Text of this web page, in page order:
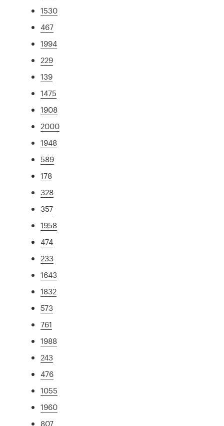
1530
467
1994
229
139
1475
1908
2000
1948
589
178
328
357
1958
474
233
1643
1832
573
761
1988
243
476
1055
1960
807